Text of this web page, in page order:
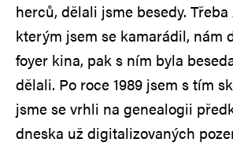
herců, dělali jsme besedy.
kterým jsem se kamarádil, nám
foyer kina, pak s ním byla
dělali. Po roce 1989 jsem s tím
jsme se vrhli na genealogii
dneska už digitalizovaných